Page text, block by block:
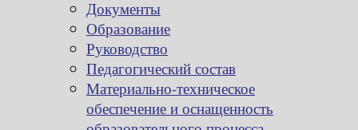
Документы
Образование
Руководство
Педагогический состав
Материально-техническое
обеспечение и оснащенность